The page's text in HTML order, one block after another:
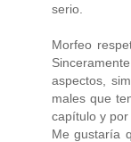
serio.
Morfeo
aspectos,
males que
capítulo y por
Me gustaría